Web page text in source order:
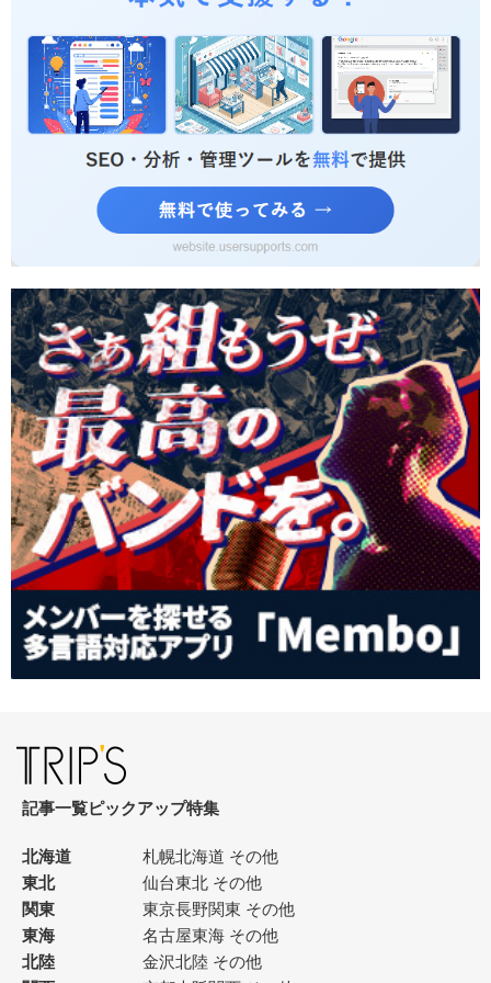
記事一覧ピックアップ特集
北海道 札幌北海道 その他
東北
仙台東北 その他
関東
東京長野関東 その他
東海
名古屋東海 その他
北陸
金沢北陸 その他